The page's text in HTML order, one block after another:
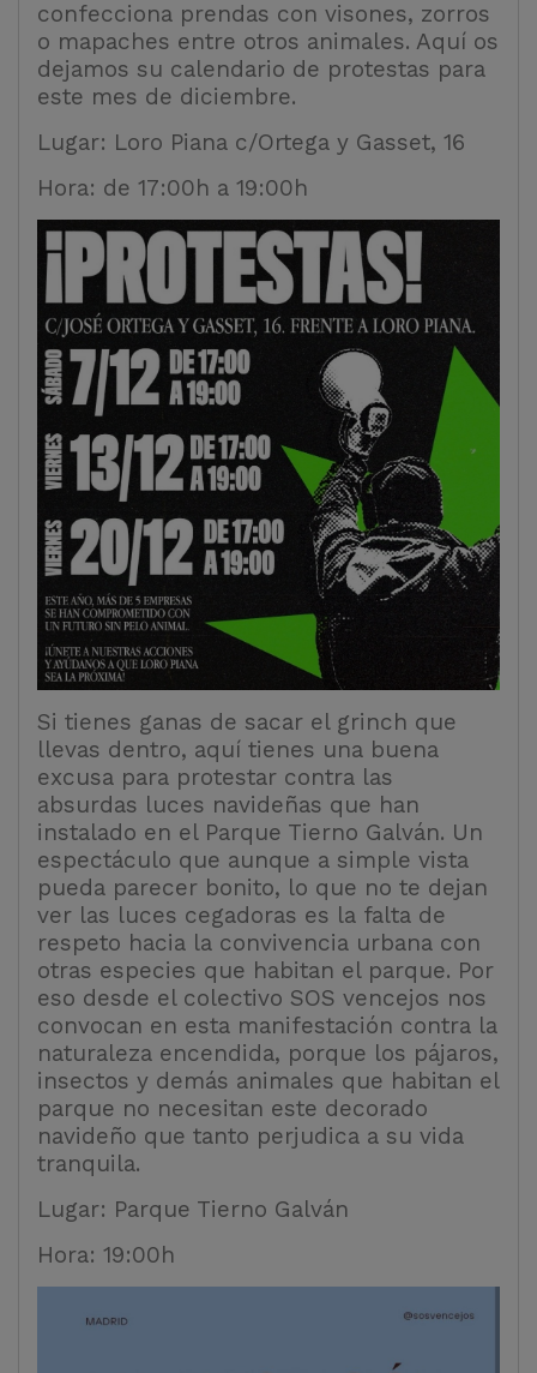
confecciona prendas con visones, zorros
o mapaches entre otros animales. Aquí os
dejamos su calendario de protestas para
este mes de diciembre.
Lugar: Loro Piana c/Ortega y Gasset, 16
Hora: de 17:00h a 19:00h
Si tienes ganas de sacar el grinch que
llevas dentro, aquí tienes una buena
excusa para protestar contra las
absurdas luces navideñas que han
instalado en el Parque Tierno Galván. Un
espectáculo que aunque a simple vista
pueda parecer bonito, lo que no te dejan
ver las luces cegadoras es la falta de
respeto hacia la convivencia urbana con
otras especies que habitan el parque. Por
eso desde el colectivo SOS vencejos nos
convocan en esta manifestación contra la
naturaleza encendida, porque los pájaros,
insectos y demás animales que habitan el
parque no necesitan este decorado
navideño que tanto perjudica a su vida
tranquila.
Lugar: Parque Tierno Galván
Hora: 19:00h